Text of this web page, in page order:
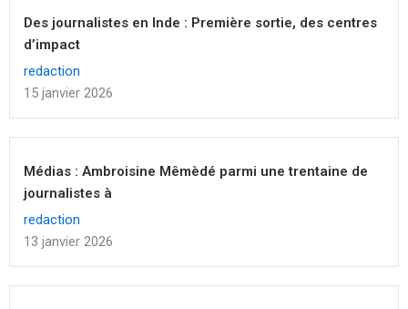
Des journalistes en Inde : Première sortie, des centres
d’impact
redaction
15 janvier 2026
Médias : Ambroisine Mêmèdé parmi une trentaine de
journalistes à
redaction
13 janvier 2026